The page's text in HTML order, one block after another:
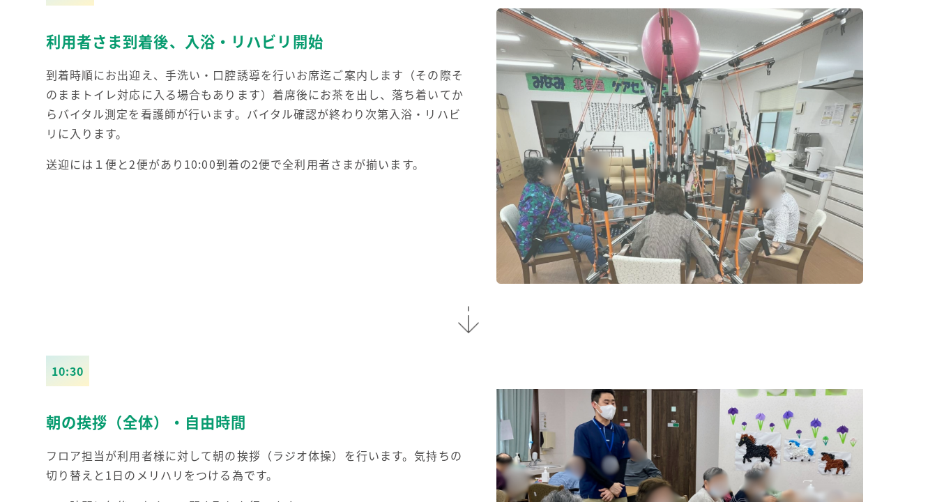
利用者さま到着後、 入浴・リハビリ開始
到着時順にお出迎え、手洗い・口腔誘導を行いお席迄ご案内します（その際そ
のままトイレ対応に入る場合もあります）着席後にお茶を出し、落ち着いてか
らバイタル測定を看護師が行います。バイタル確認が終わり次第入浴・リハビ
リに入ります。
送迎には１便と2便があり10:00到着の2便で全利用者さまが揃います。
10:30
朝の挨拶（全体） ・ 自由時間
フロア担当が利用者様に対して朝の挨拶（ラジオ体操）を行います。気持ちの
切り替えと1日のメリハリをつける為です。